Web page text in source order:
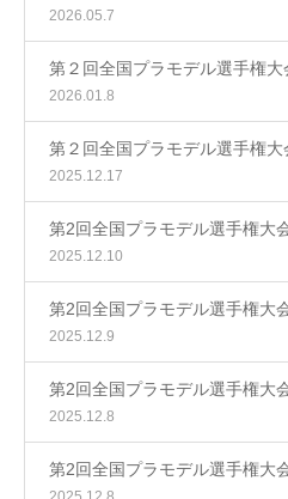
2026.05.7
第２回全国プラモデル選手権
2026.01.8
第２回全国プラモデル選手権大
2025.12.17
第2回全国プラモデル選手権大
2025.12.10
第2回全国プラモデル選手権大
2025.12.9
第2回全国プラモデル選手権大
2025.12.8
第2回全国プラモデル選手権大